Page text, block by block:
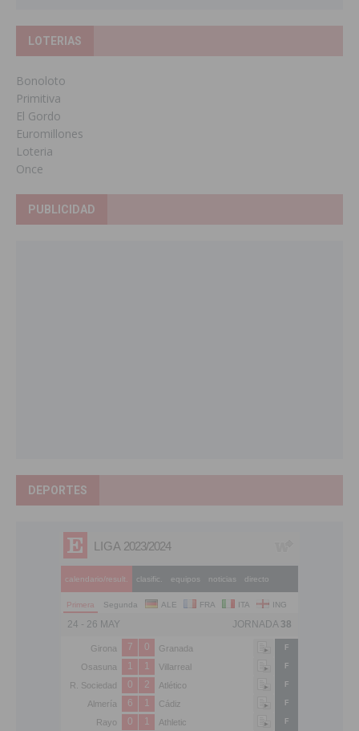
LOTERIAS
Bonoloto
Primitiva
El Gordo
Euromillones
Loteria
Once
PUBLICIDAD
DEPORTES